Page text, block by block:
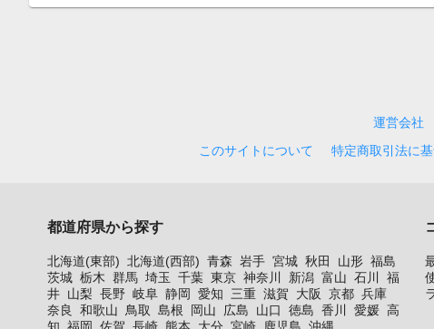
運営会社
このサイトについて
特定商取引法に
都道府県から探す
北海道(東部) 北海道(西部) 青森 岩手 宮城 秋田 山形 福島
茨城 栃木 群馬 埼玉 千葉 東京 神奈川 新潟 富山 石川
福
井 山梨 長野 岐阜 静岡 愛知 三重 滋賀 大阪 京都 兵庫
奈良
和歌山 鳥取 島根 岡山 広島 山口 徳島 香川 愛媛 高
知 福岡 佐賀 長崎 熊本 大分 宮崎 鹿児島 沖縄